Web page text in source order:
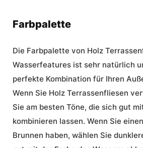
Farbpalette
Die Farbpalette von Holz
Wasserfeatures ist sehr natürlich
perfekte Kombination für Ihren
Wenn Sie Holz Terrassenfliesen
Sie am besten Töne, die sich gut
kombinieren lassen. Wenn Sie
Brunnen haben, wählen Sie